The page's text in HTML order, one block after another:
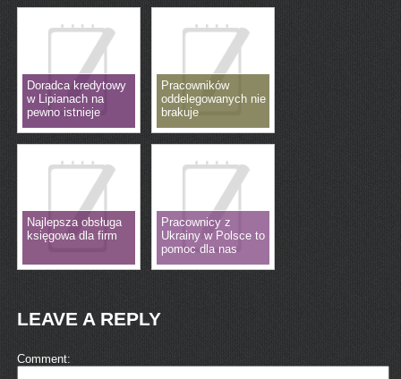
Doradca kredytowy
w Lipianach na
pewno istnieje
Pracowników
oddelegowanych nie
brakuje
Najlepsza obsługa
księgowa dla firm
Pracownicy z
Ukrainy w Polsce to
pomoc dla nas
LEAVE A REPLY
Comment